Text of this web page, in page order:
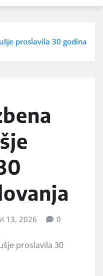
proslavila 30 godina
13, 2026 0